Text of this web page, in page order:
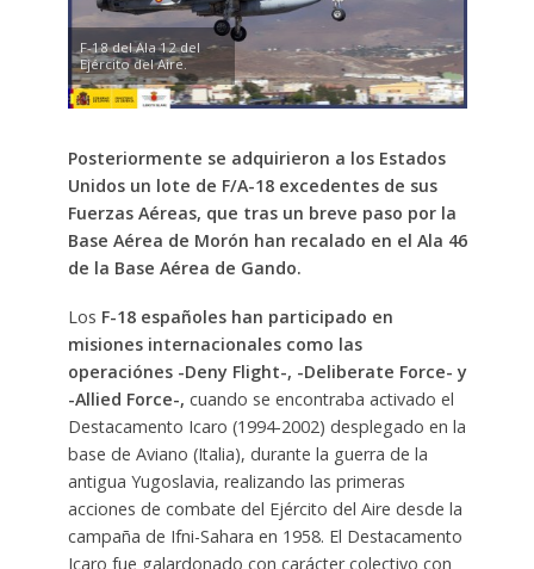
F-18 del Ala 12 del
Ejército del Aire.
Posteriormente se adquirieron a los Estados
Unidos un lote de F/A-18 excedentes de sus
Fuerzas Aéreas, que tras un breve paso por la
Base Aérea de Morón han recalado en el Ala 46
de la Base Aérea de Gando.
Los F-18 españoles han participado en
misiones internacionales como las
operaciónes -Deny Flight-, -Deliberate Force- y
-Allied Force-, cuando se encontraba activado el
Destacamento Icaro (1994-2002) desplegado en la
base de Aviano (Italia), durante la guerra de la
antigua Yugoslavia, realizando las primeras
acciones de combate del Ejército del Aire desde la
campaña de Ifni-Sahara en 1958. El Destacamento
Icaro fue galardonado con carácter colectivo con